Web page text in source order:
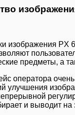
изображения
предметы, а
оператора
и выводит